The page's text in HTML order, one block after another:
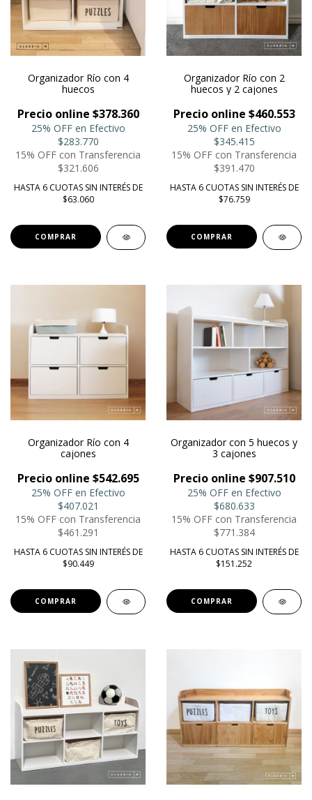
Organizador Río con 4
huecos
Precio online $378.360
25% OFF en Efectivo
$283.770
15% OFF con Transferencia
$321.606
HASTA 6 CUOTAS SIN INTERÉS DE
$63.060
COMPRAR
Organizador Río con 2
huecos y 2 cajones
Precio online $460.553
25% OFF en Efectivo
$345.415
15% OFF con Transferencia
$391.470
HASTA 6 CUOTAS SIN INTERÉS DE
$76.759
COMPRAR
Organizador Río con 4
cajones
Precio online $542.695
25% OFF en Efectivo
$407.021
15% OFF con Transferencia
$461.291
HASTA 6 CUOTAS SIN INTERÉS DE
$90.449
COMPRAR
Organizador con 5 huecos y
3 cajones
Precio online $907.510
25% OFF en Efectivo
$680.633
15% OFF con Transferencia
$771.384
HASTA 6 CUOTAS SIN INTERÉS DE
$151.252
COMPRAR